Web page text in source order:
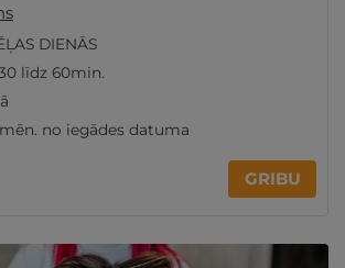
DIENĀS
līdz 60min.
no iegādes datuma
GRIBU